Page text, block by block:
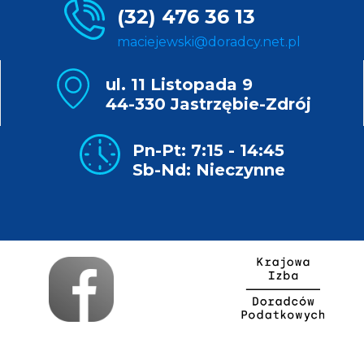
(32) 476 36 13
maciejewski@doradcy.net.pl
ul. 11 Listopada 9
44-330 Jastrzębie-Zdrój
Pn-Pt: 7:15 - 14:45
Sb-Nd: Nieczynne